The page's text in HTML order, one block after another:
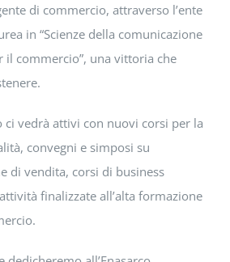
di commercio, attraverso l’ente
in “Scienze della comunicazione
il commercio”, una vittoria che
ci vedrà attivi con nuovi corsi per la
convegni e simposi su
di vendita, corsi di business
finalizzate all’alta formazione